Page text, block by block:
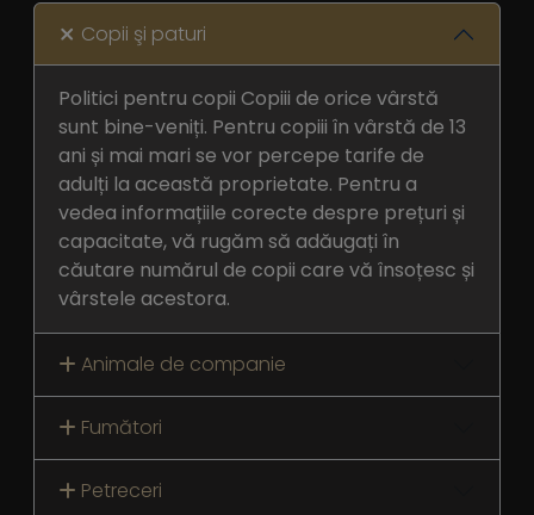
Copii şi paturi
Politici pentru copii Copiii de orice vârstă
sunt bine-veniți. Pentru copiii în vârstă de 13
ani și mai mari se vor percepe tarife de
adulți la această proprietate. Pentru a
vedea informațiile corecte despre prețuri și
capacitate, vă rugăm să adăugați în
căutare numărul de copii care vă însoțesc și
vârstele acestora.
Animale de companie
Fumători
Petreceri